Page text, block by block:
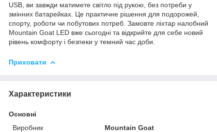
USB, ви завжди матимете світло під рукою, без потреби у
змінних батарейках. Це практичне рішення для подорожей,
спорту, роботи чи побутових потреб. Замовте ліхтар налобний
Mountain Goat LED вже сьогодні та відкрийте для себе новий
рівень комфорту і безпеки у темний час доби.
Приховати
Характеристики
Основні
Виробник
Mountain Goat